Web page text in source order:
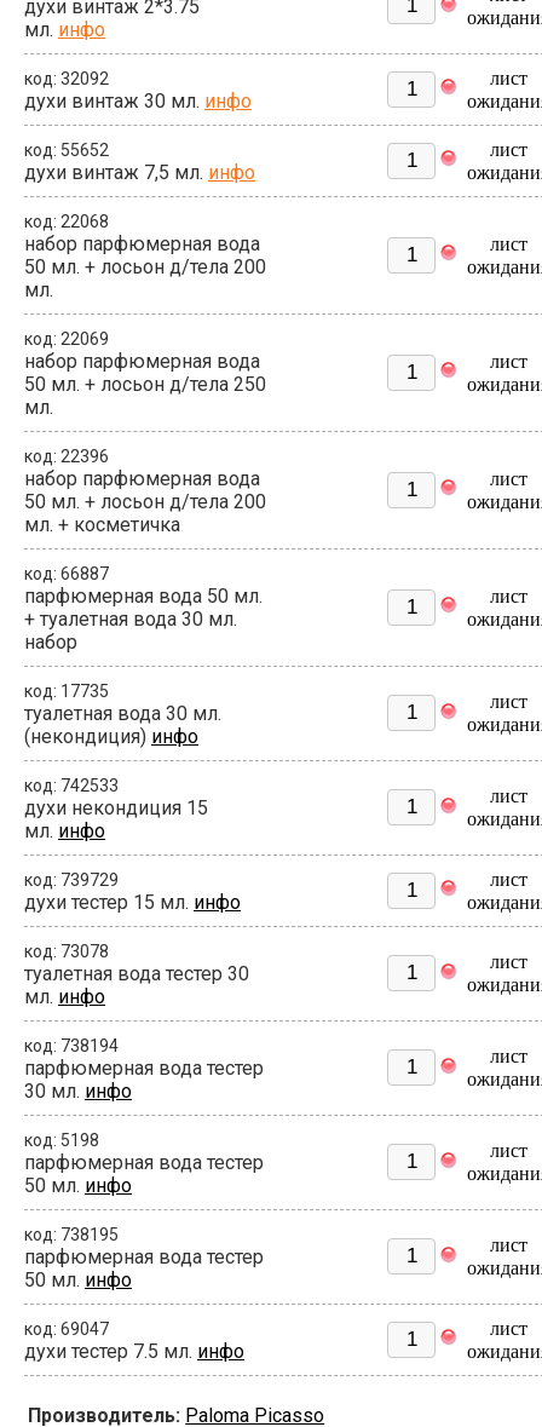
духи винтаж 2*3.75
мл. инфо
код: 32092
духи винтаж 30 мл. инфо
лист
код: 55652
духи винтаж 7,5 мл. инфо
лист
код: 22068
набор парфюмерная вода
50 мл. + лосьон д/тела 200
мл.
лист
код: 22069
набор парфюмерная вода
50 мл. + лосьон д/тела 250
мл.
лист
код: 22396
набор парфюмерная вода
50 мл. + лосьон д/тела 200
мл. + косметичка
лист
код: 66887
парфюмерная вода 50 мл.
+ туалетная вода 30 мл.
набор
лист
код: 17735
туалетная вода 30 мл.
(некондиция) инфо
лист
код: 742533
духи некондиция 15
мл. инфо
лист
код: 739729
духи тестер 15 мл. инфо
лист
код: 73078
туалетная вода тестер 30
мл. инфо
лист
код: 738194
парфюмерная вода тестер
30 мл. инфо
лист
код: 5198
парфюмерная вода тестер
50 мл. инфо
лист
код: 738195
парфюмерная вода тестер
50 мл. инфо
лист
код: 69047
духи тестер 7.5 мл. инфо
лист
Производитель: Paloma Picasso